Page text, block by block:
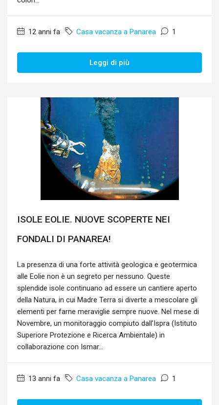
12 anni fa Casa vacanza a Panarea 1
Leggi di più
ISOLE EOLIE. NUOVE SCOPERTE NEI
FONDALI DI PANAREA!
La presenza di una forte attività geologica e geotermica
alle Eolie non è un segreto per nessuno. Queste
splendide isole continuano ad essere un cantiere aperto
della Natura, in cui Madre Terra si diverte a mescolare gli
elementi per farne meraviglie sempre nuove. Nel mese di
Novembre, un monitoraggio compiuto dall’Ispra (Istituto
Superiore Protezione e Ricerca Ambientale) in
collaborazione con Ismar...
13 anni fa Casa vacanza a Panarea 1